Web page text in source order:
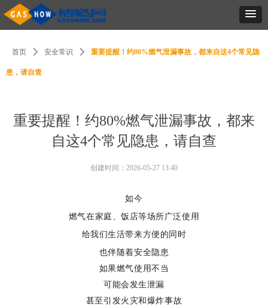
重要提醒！约80%燃气泄漏事故，都来
自这4个常见隐患，请自查
创建时间： 2026-05-27 13:40
如今
燃气在家庭、饭店等场所广泛使用
给我们生活带来方便的同时
也伴随着安全隐患
如果燃气使用不当
可能会发生泄漏
甚至 引发火灾和爆炸事故
首页 ꄲ 安全常识 ꄲ 重要提醒！约80%燃气泄漏事故，都来自这4个常见隐
患，请自查